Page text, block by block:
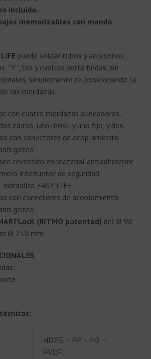
incluido.
memorizables con mando
puede soldar tubos y accesorios,
“Y”, tes y cuellos porta bridas, sin
simplemente re-posicionando la
las mordazas.
con cuatro mordazas alineadoras,
carros, uno móvil y uno fijo, y dos
con conectores de acoplamiento
goteo
revestido en material antiadherente
interruptor de seguridad
EASY LIFE
con conectores de acoplamiento
goteo
(RITMO patented) del Ø 90
Ø 250 mm
HDPE – PP – PB –
PVDF